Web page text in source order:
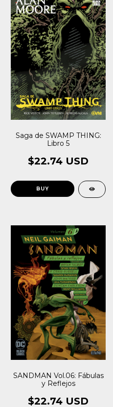
Saga de SWAMP THING:
Libro 5
$22.74 USD
SANDMAN Vol.06: Fábulas
y Reflejos
$22.74 USD